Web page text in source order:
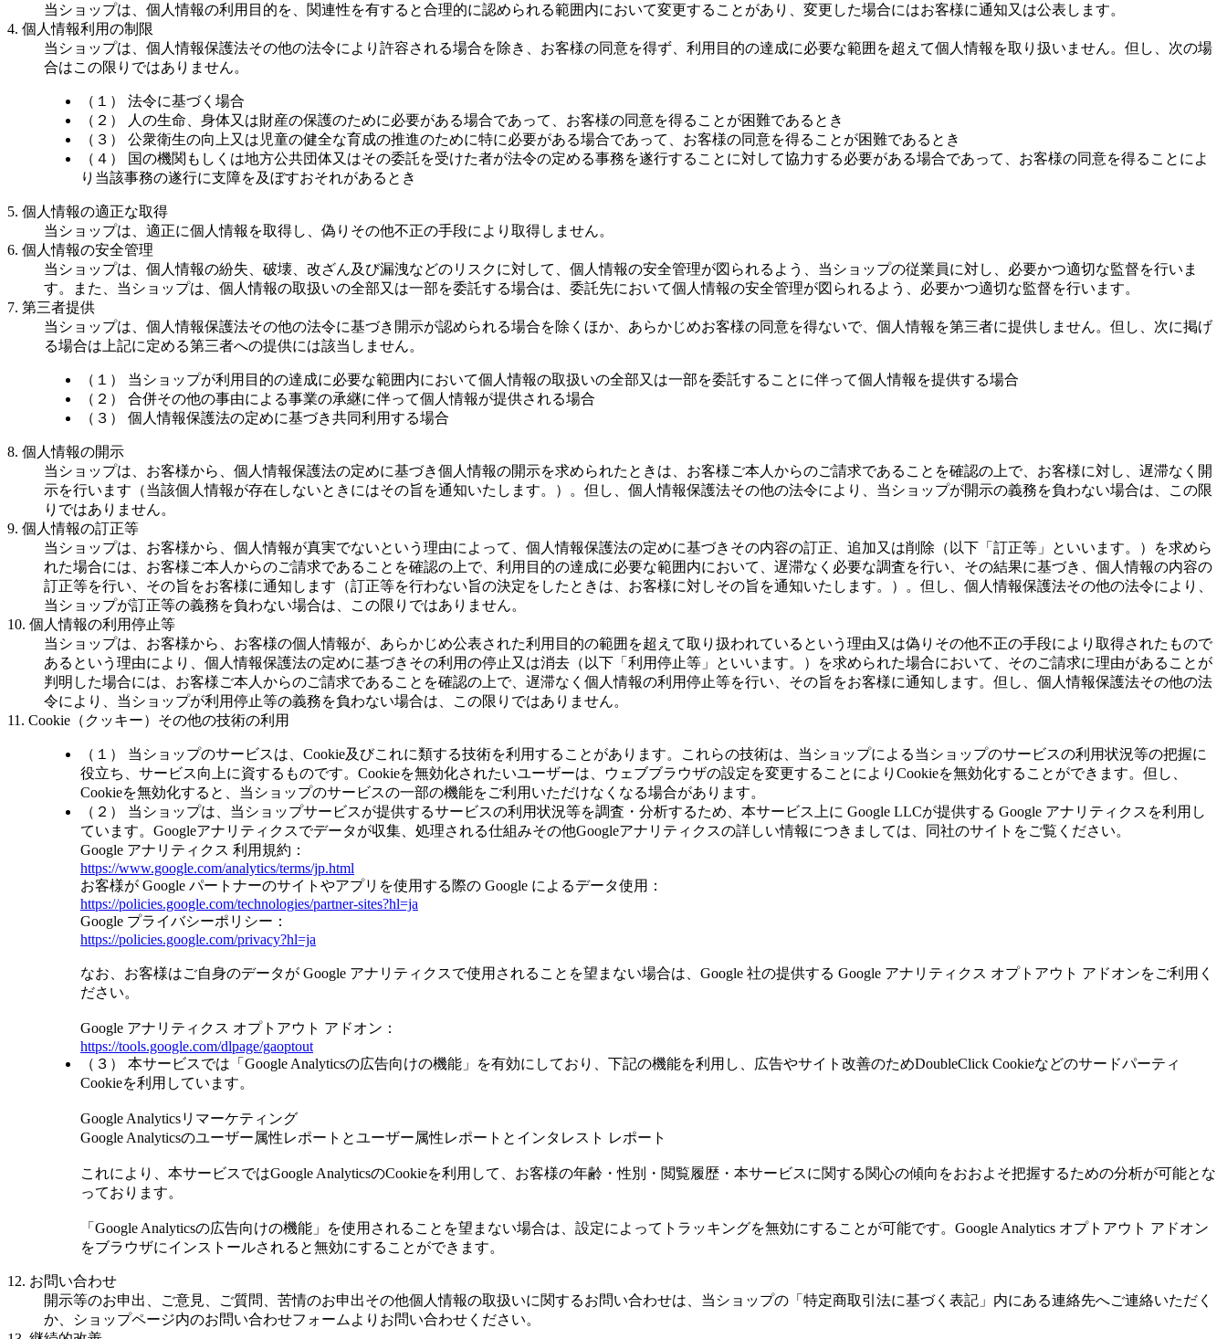
当ショップは、個人情報の利用目的を、関連性を有すると合理的に認められる範囲内において変更することがあり、変更した場合にはお客様に通知又は公表します。
4. 個人情報利用の制限
当ショップは、個人情報保護法その他の法令により許容される場合を除き、お客様の同意を得ず、利用目的の達成に必要な範囲を超えて個人情報を取り扱いません。但し、次の場
合はこの限りではありません。
（１） 法令に基づく場合
（２） 人の生命、身体又は財産の保護のために必要がある場合であって、お客様の同意を得ることが困難であるとき
（３） 公衆衛生の向上又は児童の健全な育成の推進のために特に必要がある場合であって、お客様の同意を得ることが困難であるとき
（４） 国の機関もしくは地方公共団体又はその委託を受けた者が法令の定める事務を遂行することに対して協力する必要がある場合であって、お客様の同意を得ることによ
り当該事務の遂行に支障を及ぼすおそれがあるとき
5. 個人情報の適正な取得
当ショップは、適正に個人情報を取得し、偽りその他不正の手段により取得しません。
6. 個人情報の安全管理
当ショップは、個人情報の紛失、破壊、改ざん及び漏洩などのリスクに対して、個人情報の安全管理が図られるよう、当ショップの従業員に対し、必要かつ適切な監督を行いま
す。また、当ショップは、個人情報の取扱いの全部又は一部を委託する場合は、委託先において個人情報の安全管理が図られるよう、必要かつ適切な監督を行います。
7. 第三者提供
当ショップは、個人情報保護法その他の法令に基づき開示が認められる場合を除くほか、あらかじめお客様の同意を得ないで、個人情報を第三者に提供しません。但し、次に掲げ
る場合は上記に定める第三者への提供には該当しません。
（１） 当ショップが利用目的の達成に必要な範囲内において個人情報の取扱いの全部又は一部を委託することに伴って個人情報を提供する場合
（２） 合併その他の事由による事業の承継に伴って個人情報が提供される場合
（３） 個人情報保護法の定めに基づき共同利用する場合
8. 個人情報の開示
当ショップは、お客様から、個人情報保護法の定めに基づき個人情報の開示を求められたときは、お客様ご本人からのご請求であることを確認の上で、お客様に対し、遅滞なく開
示を行います（当該個人情報が存在しないときにはその旨を通知いたします。）。但し、個人情報保護法その他の法令により、当ショップが開示の義務を負わない場合は、この限
りではありません。
9. 個人情報の訂正等
当ショップは、お客様から、個人情報が真実でないという理由によって、個人情報保護法の定めに基づきその内容の訂正、追加又は削除（以下「訂正等」といいます。）を求めら
れた場合には、お客様ご本人からのご請求であることを確認の上で、利用目的の達成に必要な範囲内において、遅滞なく必要な調査を行い、その結果に基づき、個人情報の内容の
訂正等を行い、その旨をお客様に通知します（訂正等を行わない旨の決定をしたときは、お客様に対しその旨を通知いたします。）。但し、個人情報保護法その他の法令により、
当ショップが訂正等の義務を負わない場合は、この限りではありません。
10. 個人情報の利用停止等
当ショップは、お客様から、お客様の個人情報が、あらかじめ公表された利用目的の範囲を超えて取り扱われているという理由又は偽りその他不正の手段により取得されたもので
あるという理由により、個人情報保護法の定めに基づきその利用の停止又は消去（以下「利用停止等」といいます。）を求められた場合において、そのご請求に理由があることが
判明した場合には、お客様ご本人からのご請求であることを確認の上で、遅滞なく個人情報の利用停止等を行い、その旨をお客様に通知します。但し、個人情報保護法その他の法
令により、当ショップが利用停止等の義務を負わない場合は、この限りではありません。
11. Cookie（クッキー）その他の技術の利用
（１） 当ショップのサービスは、Cookie及びこれに類する技術を利用することがあります。これらの技術は、当ショップによる当ショップのサービスの利用状況等の把握に
役立ち、サービス向上に資するものです。Cookieを無効化されたいユーザーは、ウェブブラウザの設定を変更することによりCookieを無効化することができます。但し、
Cookieを無効化すると、当ショップのサービスの一部の機能をご利用いただけなくなる場合があります。
（２） 当ショップは、当ショップサービスが提供するサービスの利用状況等を調査・分析するため、本サービス上に Google LLCが提供する Google アナリティクスを利用し
ています。Googleアナリティクスでデータが収集、処理される仕組みその他Googleアナリティクスの詳しい情報につきましては、同社のサイトをご覧ください。
Google アナリティクス 利用規約：
https://www.google.com/analytics/terms/jp.html
お客様が Google パートナーのサイトやアプリを使用する際の Google によるデータ使用：
https://policies.google.com/technologies/partner-sites?hl=ja
Google プライバシーポリシー：
https://policies.google.com/privacy?hl=ja
なお、お客様はご自身のデータが Google アナリティクスで使用されることを望まない場合は、Google 社の提供する Google アナリティクス オプトアウト アドオンをご利用く
ださい。
Google アナリティクス オプトアウト アドオン：
https://tools.google.com/dlpage/gaoptout
（３） 本サービスでは「Google Analyticsの広告向けの機能」を有効にしており、下記の機能を利用し、広告やサイト改善のためDoubleClick Cookieなどのサードパーティ
Cookieを利用しています。
Google Analyticsリマーケティング
Google Analyticsのユーザー属性レポートとユーザー属性レポートとインタレスト レポート
これにより、本サービスではGoogle AnalyticsのCookieを利用して、お客様の年齢・性別・閲覧履歴・本サービスに関する関心の傾向をおおよそ把握するための分析が可能とな
っております。
「Google Analyticsの広告向けの機能」を使用されることを望まない場合は、設定によってトラッキングを無効にすることが可能です。Google Analytics オプトアウト アドオン
をブラウザにインストールされると無効にすることができます。
12. お問い合わせ
開示等のお申出、ご意見、ご質問、苦情のお申出その他個人情報の取扱いに関するお問い合わせは、当ショップの「特定商取引法に基づく表記」内にある連絡先へご連絡いただく
か、ショップページ内のお問い合わせフォームよりお問い合わせください。